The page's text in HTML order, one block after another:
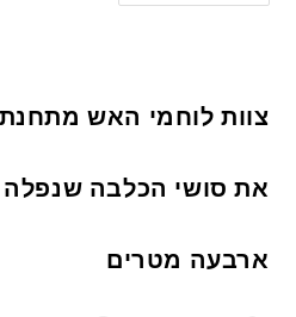
צוות לוחמי האש
את סושי הכלבה שנפלה
ארבעה מטרים